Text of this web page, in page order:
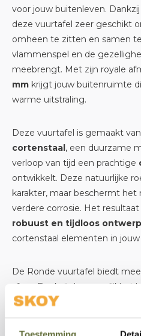
Toestemming
voor jouw buitenleven.
deze vuurtafel zeer geschikt
omheen te zitten en samen
vlammenspel en de
meebrengt. Met zijn royale
mm krijgt jouw buitenruimte
warme uitstraling.
Deze vuurtafel is gemaakt van
cortenstaal, een duurzame
verloop van tijd een prachtige
ontwikkelt. Deze natuurlijke
karakter, maar beschermt
verdere corrosie. Het resultaat
robuust en tijdloos ontwerp
cortenstaal elementen in jouw
De Ronde vuurtafel biedt
sfeer. Dankzij de mogelijkheid
te plaatsen
kan hij ook
buitenavontuur. Of je nu wilt